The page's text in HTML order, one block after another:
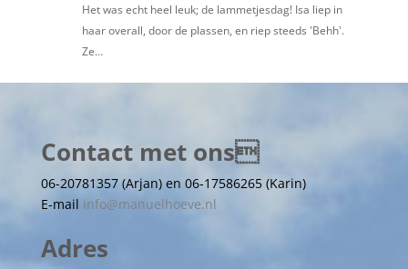
Het was echt heel leuk; de lammetjesdag! Isa liep in
haar overall, door de plassen, en riep steeds 'Behh'.
Ze…
Contact met ons
06-20781357 (Arjan) en 06-17586265 (Karin)
E-mail info@manuelhoeve.nl
Adres